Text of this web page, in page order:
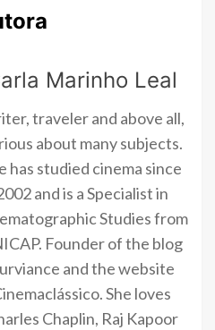
Marinho Leal
traveler and above all,
about many subjects.
has studied cinema since
and is a Specialist in
Studies from
Founder of the blog
and the website
She loves
Chaplin, Raj Kapoor